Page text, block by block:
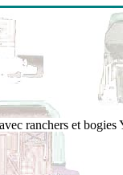
ranchers et bogies